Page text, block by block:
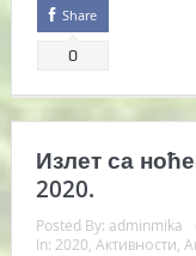
Share
0
Излет са
2020.
Posted By: adminmika
In: 2020, Активности,